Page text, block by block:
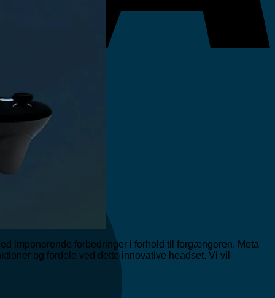
imponerende forbedringer i forhold til forgængeren, Meta
og fordele ved dette innovative headset. Vi vil